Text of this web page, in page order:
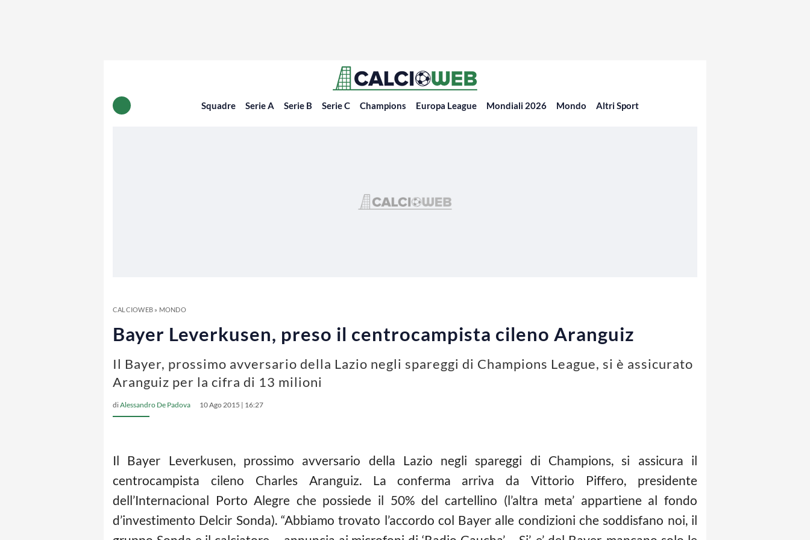
Squadre Serie A Serie B Serie C Champions Europa League Mondiali 2026 Mondo Altri Sport
CALCIOWEB» MONDO
Bayer Leverkusen, preso il centrocampista cileno Aranguiz
Il Bayer, prossimo avversario della Lazio negli spareggi di Champions League, si è assicurato
Aranguiz per la cifra di 13 milioni
diAlessandro De Padova 10 Ago 2015 | 16:27
Il Bayer Leverkusen, prossimo avversario della Lazio negli spareggi di Champions, si assicura il
centrocampista cileno Charles Aranguiz. La conferma arriva da Vittorio Piffero, presidente
dell’Internacional Porto Alegre che possiede il 50% del cartellino (l’altra meta’ appartiene al fondo
d’investimento Delcir Sonda). “Abbiamo trovato l’accordo col Bayer alle condizioni che soddisfano noi, il